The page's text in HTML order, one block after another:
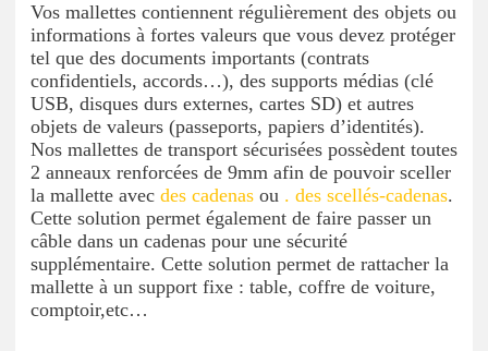
Vos mallettes contiennent régulièrement des objets ou
informations à fortes valeurs que vous devez protéger
tel que des documents importants (contrats
confidentiels, accords…), des supports médias (clé
USB, disques durs externes, cartes SD) et autres
objets de valeurs (passeports, papiers d’identités).
Nos mallettes de transport sécurisées possèdent toutes
2 anneaux renforcées de 9mm afin de pouvoir sceller
la mallette avec des cadenas ou . des scellés-cadenas.
Cette solution permet également de faire passer un
câble dans un cadenas pour une sécurité
supplémentaire. Cette solution permet de rattacher la
mallette à un support fixe : table, coffre de voiture,
comptoir,etc…